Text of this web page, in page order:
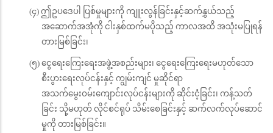
(၄) ဤဥပဒေပါ ပြစ်မှုများကို ကျူးလွန်ခြင်းနှင့်ဆက်နွှယ်သည့်
အဆောက်အအုံကို ငါးနှစ်ထက်မပိုသည့် ကာလအထိ အသုံးမပြုရန်
တားမြစ်ခြင်း၊
(၅) ငွေရေးကြေးရေးအဖွဲ့အစည်းများ၊ ငွေရေးကြေးရေးမဟုတ်သော
စီးပွားရေးလုပ်ငန်းနှင့် ကျွမ်းကျင် မှုဆိုင်ရာ
အသက်မွေးဝမ်းကျောင်းလုပ်ငန်းများကို ဆိုင်းငံ့ခြင်း၊ ကန့်သတ်
ခြင်း သို့မဟုတ် လိုင်စင်ရုပ် သိမ်းစေခြင်းနှင့် ဆက်လက်လုပ်ဆောင်
မှုကို တားမြစ်ခြင်း။